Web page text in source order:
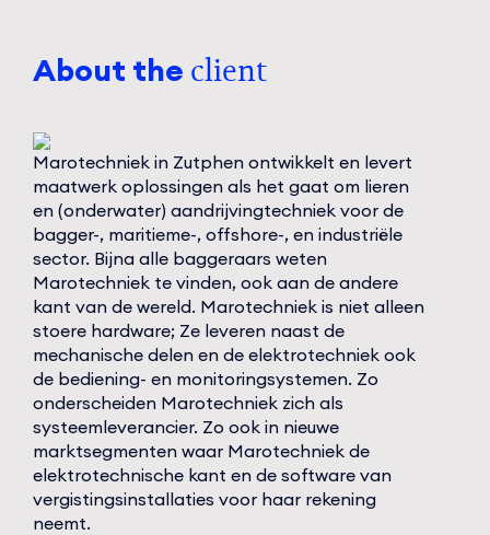
About the client
Marotechniek in Zutphen ontwikkelt en levert
maatwerk oplossingen als het gaat om lieren
en (onderwater) aandrijvingtechniek voor de
bagger-, maritieme-, offshore-, en industriële
sector. Bijna alle baggeraars weten
Marotechniek te vinden, ook aan de andere
kant van de wereld. Marotechniek is niet alleen
stoere hardware; Ze leveren naast de
mechanische delen en de elektrotechniek ook
de bediening- en monitoringsystemen. Zo
onderscheiden Marotechniek zich als
systeemleverancier. Zo ook in nieuwe
marktsegmenten waar Marotechniek de
elektrotechnische kant en de software van
vergistingsinstallaties voor haar rekening
neemt.